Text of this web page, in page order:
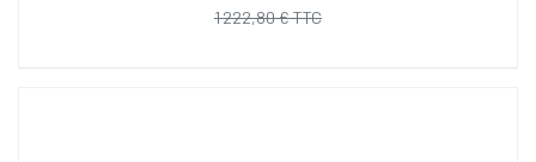
1 222,80 € TTC